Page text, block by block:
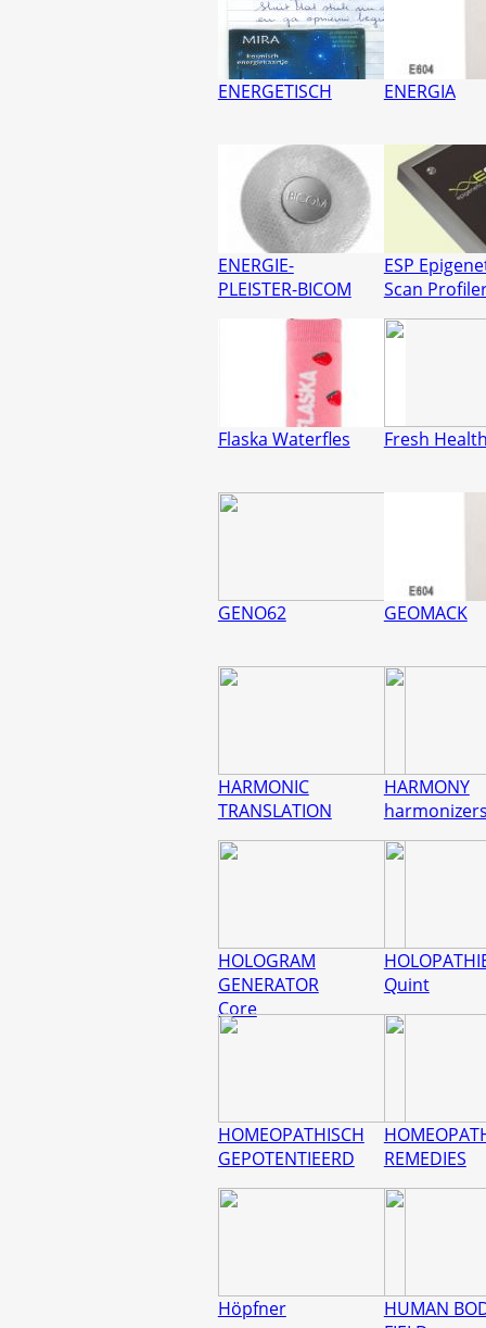
ENERGETISCH ENERGIA
ENERGIE-
PLEISTER-BICOM
ESP
Scan
Flaska Waterfles Fresh
GENO62 GEOMACK
HARMONIC
TRANSLATION
HARMONY
HOLOGRAM
GENERATOR
Core
Quint
HOMEOPATHISCH
GEPOTENTIEERD
REMEDIES
Höpfner
HUMAN